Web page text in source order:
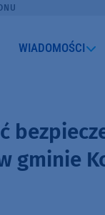
WIADOMOŚCI
gminie